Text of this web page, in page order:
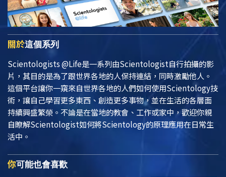
關於這個系列
Scientologists @Life是一系列由Scientologist自行拍攝的影
片，其目的是為了跟世界各地的人保持連結，同時激勵他人。
這個平台讓你一窺來自世界各地的人們如何使用Scientology技
術，讓自己學習更多東西、創造更多事物，並在生活的各層面
持續興盛繁榮。不論是在當地的教會、工作或家中，歡迎你親
自瞭解Scientologist如何將Scientology的原理應用在日常生
活中。
你可能也會喜歡